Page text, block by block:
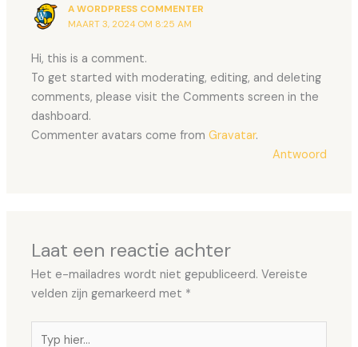
A WORDPRESS COMMENTER
MAART 3, 2024 OM 8:25 AM
Hi, this is a comment.
To get started with moderating, editing, and deleting
comments, please visit the Comments screen in the
dashboard.
Commenter avatars come fromGravatar.
Antwoord
Laat een reactie achter
Het e-mailadres wordt niet gepubliceerd. Vereiste
velden zijn gemarkeerd met *